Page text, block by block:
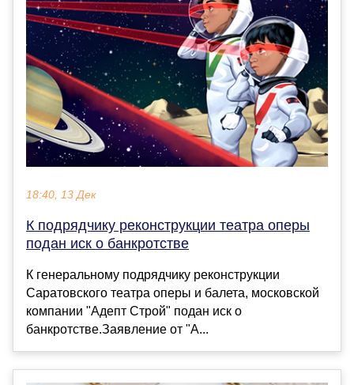
18:40, 13 Дек
К подрядчику реконструкции театра оперы
подан иск о банкротстве
К генеральному подрядчику реконструкции
Саратовского театра оперы и балета, московской
компании "Адепт Строй" подан иск о
банкротстве.Заявление от "А...